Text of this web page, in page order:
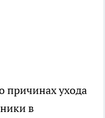
причинах ухода
в